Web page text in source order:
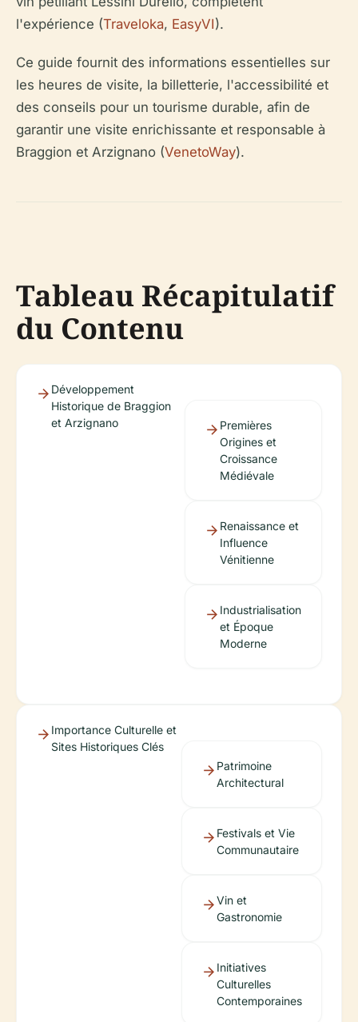
l'expérience (Traveloka, EasyVI).
Ce guide fournit des informations essentielles sur
les heures de visite, la billetterie, l'accessibilité et
des conseils pour un tourisme durable, afin de
garantir une visite enrichissante et responsable à
Braggion et Arzignano (VenetoWay).
Tableau Récapitulatif
du Contenu
Développement
Historique de Braggion
et Arzignano
Premières
Origines et
Croissance
Médiévale
Renaissance et
Influence
Vénitienne
Industrialisation
et Époque
Moderne
Importance Culturelle et
Sites Historiques Clés
Patrimoine
Architectural
Festivals et Vie
Communautaire
Vin et
Gastronomie
Initiatives
Culturelles
Contemporaines